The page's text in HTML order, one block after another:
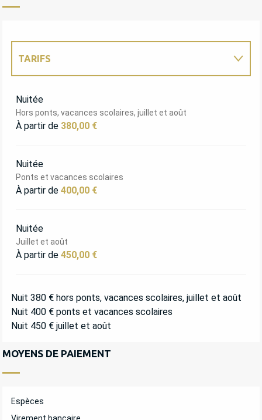
TARIFS
Nuitée
Hors ponts, vacances scolaires, juillet et août
À partir de 380,00 €
Nuitée
Ponts et vacances scolaires
À partir de 400,00 €
Nuitée
Juillet et août
À partir de 450,00 €
Nuit 380 € hors ponts, vacances scolaires, juillet et août
Nuit 400 € ponts et vacances scolaires
Nuit 450 € juillet et août
MOYENS DE PAIEMENT
Espèces